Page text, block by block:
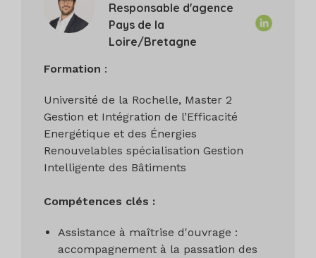
Responsable d'agence
Pays de la
Loire/Bretagne
Formation :
Université de la Rochelle, Master 2
Gestion et Intégration de l’Efficacité
Energétique et des Énergies
Renouvelables spécialisation Gestion
Intelligente des Bâtiments
Compétences clés :
Assistance à maîtrise d'ouvrage :
accompagnement à la passation des